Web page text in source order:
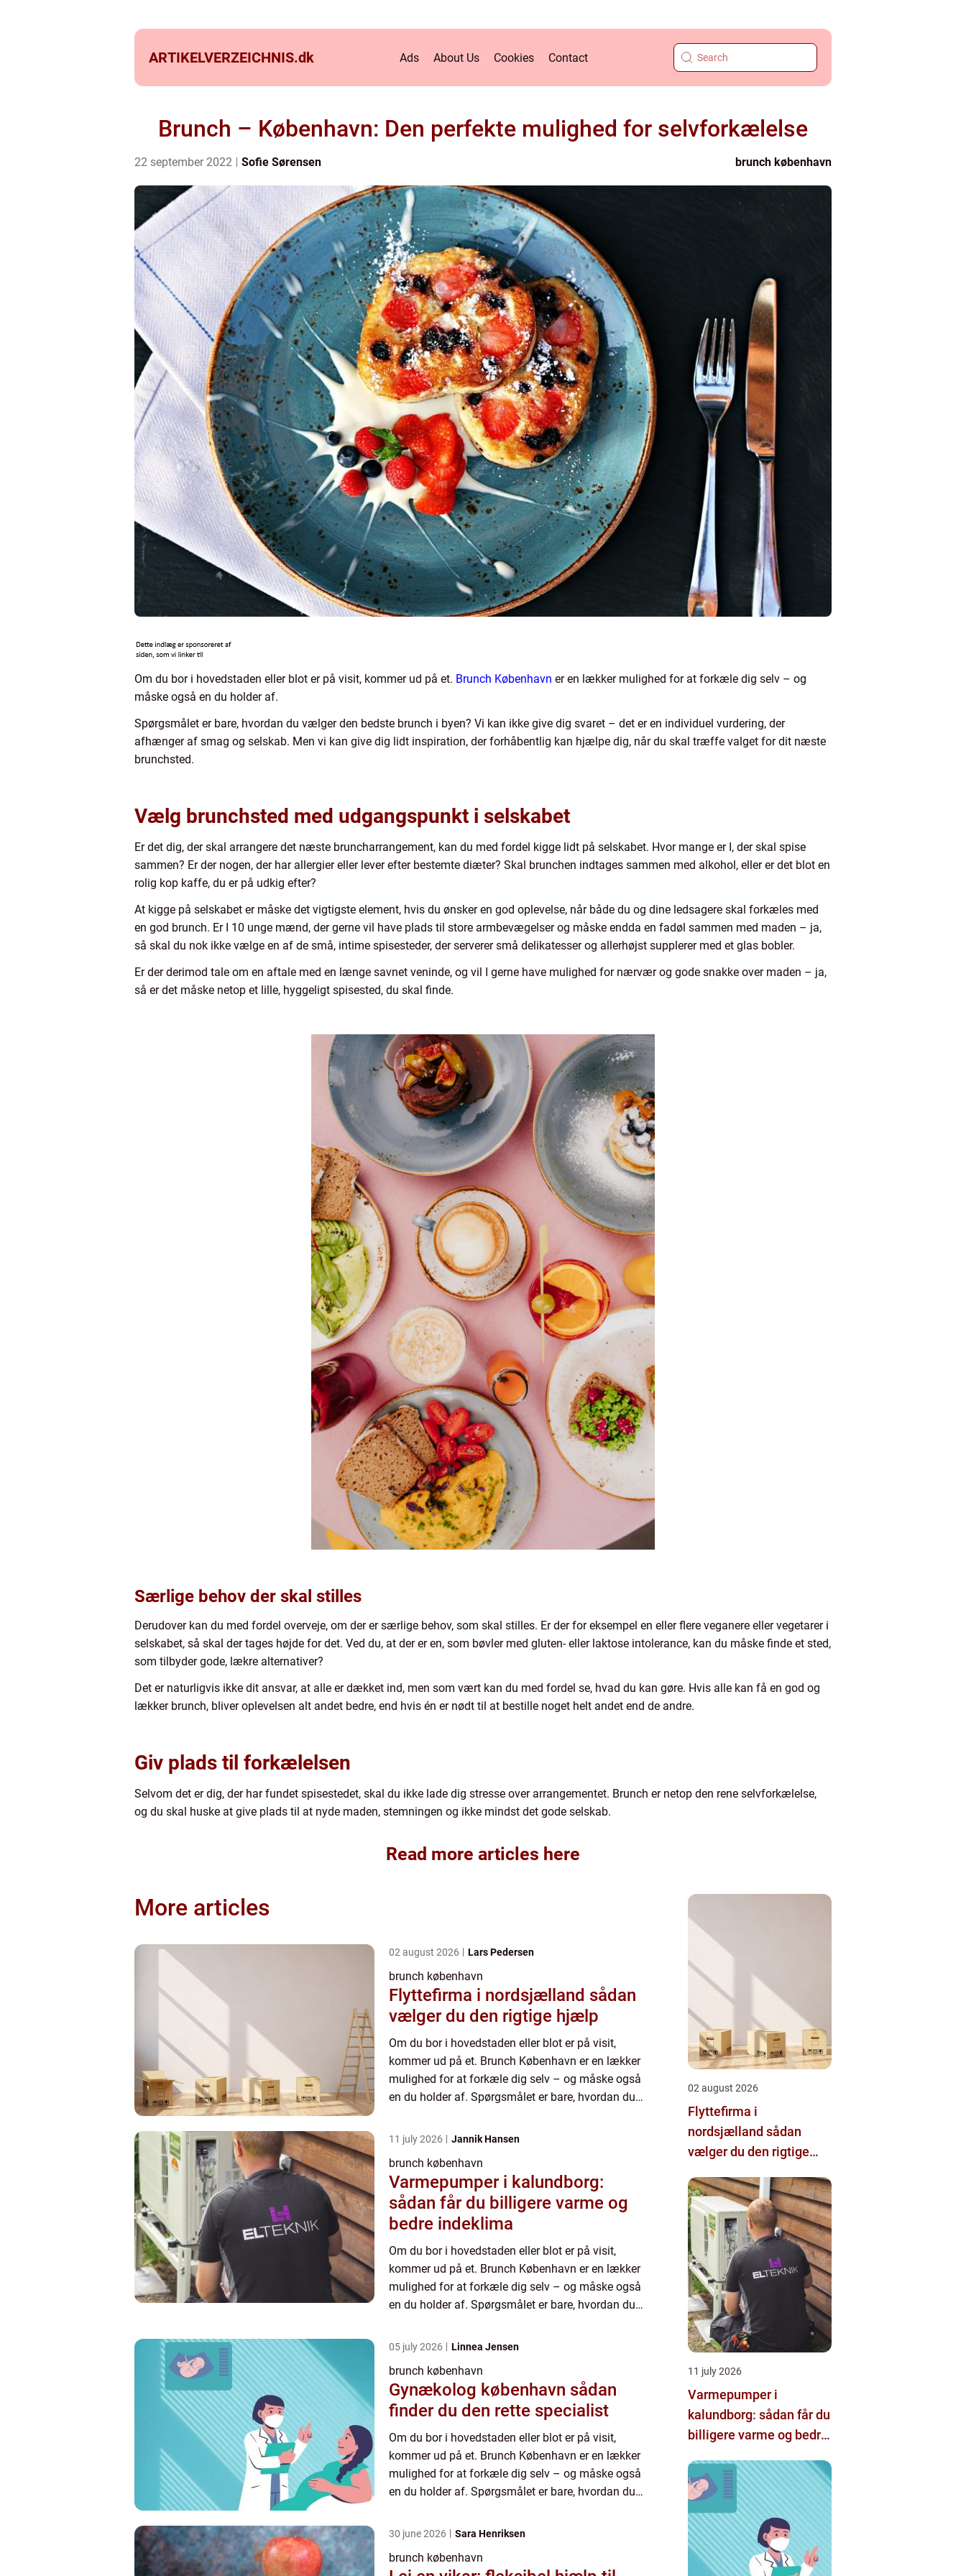
ARTIKELVERZEICHNIS.dk Ads About Us Cookies Contact
Brunch – København: Den perfekte mulighed for selvforkælelse
22 september 2022 Sofie Sørensen brunch københavn
Om du bor i hovedstaden eller blot er på visit, kommer ud på et. Brunch København er en lækker mulighed for at forkæle dig selv – og
måske også en du holder af.
Spørgsmålet er bare, hvordan du vælger den bedste brunch i byen? Vi kan ikke give dig svaret – det er en individuel vurdering, der
afhænger af smag og selskab. Men vi kan give dig lidt inspiration, der forhåbentlig kan hjælpe dig, når du skal træffe valget for dit næste
brunchsted.
Vælg brunchsted med udgangspunkt i selskabet
Er det dig, der skal arrangere det næste bruncharrangement, kan du med fordel kigge lidt på selskabet. Hvor mange er I, der skal spise
sammen? Er der nogen, der har allergier eller lever efter bestemte diæter? Skal brunchen indtages sammen med alkohol, eller er det blot en
rolig kop kaffe, du er på udkig efter?
At kigge på selskabet er måske det vigtigste element, hvis du ønsker en god oplevelse, når både du og dine ledsagere skal forkæles med
en god brunch. Er I 10 unge mænd, der gerne vil have plads til store armbevægelser og måske endda en fadøl sammen med maden – ja,
så skal du nok ikke vælge en af de små, intime spisesteder, der serverer små delikatesser og allerhøjst supplerer med et glas bobler.
Er der derimod tale om en aftale med en længe savnet veninde, og vil I gerne have mulighed for nærvær og gode snakke over maden – ja,
så er det måske netop et lille, hyggeligt spisested, du skal finde.
Særlige behov der skal stilles
Derudover kan du med fordel overveje, om der er særlige behov, som skal stilles. Er der for eksempel en eller flere veganere eller vegetarer i
selskabet, så skal der tages højde for det. Ved du, at der er en, som bøvler med gluten- eller laktose intolerance, kan du måske finde et sted,
som tilbyder gode, lækre alternativer?
Det er naturligvis ikke dit ansvar, at alle er dækket ind, men som vært kan du med fordel se, hvad du kan gøre. Hvis alle kan få en god og
lækker brunch, bliver oplevelsen alt andet bedre, end hvis én er nødt til at bestille noget helt andet end de andre.
Giv plads til forkælelsen
Selvom det er dig, der har fundet spisestedet, skal du ikke lade dig stresse over arrangementet. Brunch er netop den rene selvforkælelse,
og du skal huske at give plads til at nyde maden, stemningen og ikke mindst det gode selskab.
Read more articles here
More articles
02 august 2026 Lars Pedersen
brunch københavn
Flyttefirma i nordsjælland sådan
vælger du den rigtige hjælp
Om du bor i hovedstaden eller blot er på visit,
kommer ud på et. Brunch København er en lækker
mulighed for at forkæle dig selv – og måske også
en du holder af. Spørgsmålet er bare, hvordan du
dig sva...
11 july 2026 Jannik Hansen
brunch københavn
Varmepumper i kalundborg:
sådan får du billigere varme og
bedre indeklima
Om du bor i hovedstaden eller blot er på visit,
kommer ud på et. Brunch København er en lækker
mulighed for at forkæle dig selv – og måske også
en du holder af. Spørgsmålet er bare, hvordan du
dig sva...
05 july 2026 Linnea Jensen
brunch københavn
Gynækolog københavn sådan
finder du den rette specialist
Om du bor i hovedstaden eller blot er på visit,
kommer ud på et. Brunch København er en lækker
mulighed for at forkæle dig selv – og måske også
en du holder af. Spørgsmålet er bare, hvordan du
dig sva...
30 june 2026 Sara Henriksen
brunch københavn
02 august 2026
Flyttefirma i
nordsjælland sådan
vælger du den rigtige
11 july 2026
Varmepumper i
kalundborg: sådan får du
billigere varme og bedre